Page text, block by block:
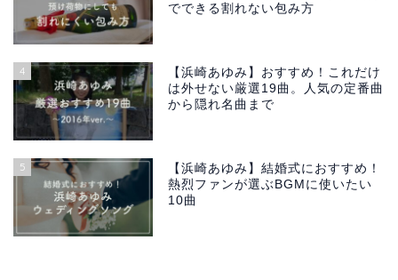
でできる割れない包み方
4
【浜崎あゆみ】おすすめ！これだけ
は外せない厳選19曲。人気の定番曲
から隠れ名曲まで
5
【浜崎あゆみ】結婚式におすすめ！
熱烈ファンが選ぶBGMに使いたい
10曲